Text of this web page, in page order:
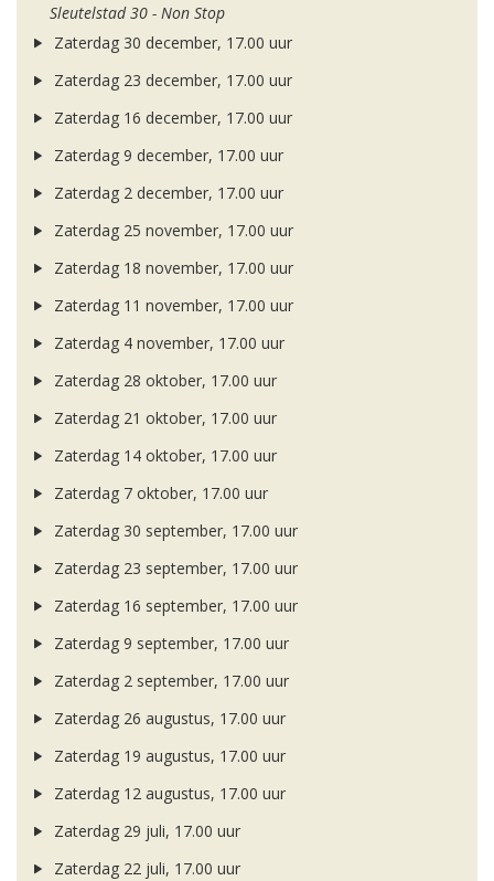
Sleutelstad 30 - Non Stop
Zaterdag 30 december, 17.00 uur
Zaterdag 23 december, 17.00 uur
Zaterdag 16 december, 17.00 uur
Zaterdag 9 december, 17.00 uur
Zaterdag 2 december, 17.00 uur
Zaterdag 25 november, 17.00 uur
Zaterdag 18 november, 17.00 uur
Zaterdag 11 november, 17.00 uur
Zaterdag 4 november, 17.00 uur
Zaterdag 28 oktober, 17.00 uur
Zaterdag 21 oktober, 17.00 uur
Zaterdag 14 oktober, 17.00 uur
Zaterdag 7 oktober, 17.00 uur
Zaterdag 30 september, 17.00 uur
Zaterdag 23 september, 17.00 uur
Zaterdag 16 september, 17.00 uur
Zaterdag 9 september, 17.00 uur
Zaterdag 2 september, 17.00 uur
Zaterdag 26 augustus, 17.00 uur
Zaterdag 19 augustus, 17.00 uur
Zaterdag 12 augustus, 17.00 uur
Zaterdag 29 juli, 17.00 uur
Zaterdag 22 juli, 17.00 uur